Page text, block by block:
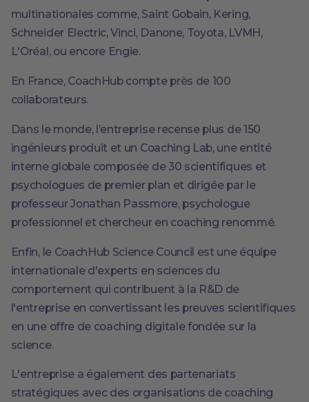
multinationales comme, Saint Gobain, Kering,
Schneider Electric, Vinci, Danone, Toyota, LVMH,
L'Oréal, ou encore Engie.
En France, CoachHub compte près de 100
collaborateurs.
Dans le monde, l’entreprise recense plus de 150
ingénieurs produit et un Coaching Lab, une entité
interne globale composée de 30 scientifiques et
psychologues de premier plan et dirigée par le
professeur Jonathan Passmore, psychologue
professionnel et chercheur en coaching renommé.
Enfin, le CoachHub Science Council est une équipe
internationale d'experts en sciences du
comportement qui contribuent à la R&D de
l'entreprise en convertissant les preuves scientifiques
en une offre de coaching digitale fondée sur la
science.
L'entreprise a également des partenariats
stratégiques avec des organisations de coaching